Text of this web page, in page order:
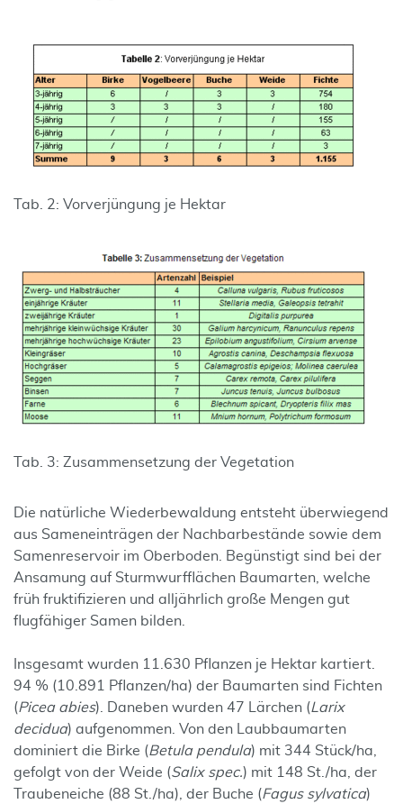
Tab. 2: Vorverjüngung je Hektar
Tab. 3: Zusammensetzung der Vegetation
Die natürliche Wiederbewaldung entsteht überwiegend
aus Sameneinträgen der Nachbarbestände sowie dem
Samenreservoir im Oberboden. Begünstigt sind bei der
Ansamung auf Sturmwurfflächen Baumarten, welche
früh fruktifizieren und alljährlich große Mengen gut
flugfähiger Samen bilden.
Insgesamt wurden 11.630 Pflanzen je Hektar kartiert.
94 % (10.891 Pflanzen/ha) der Baumarten sind Fichten
(Picea abies). Daneben wurden 47 Lärchen (Larix
decidua) aufgenommen. Von den Laubbaumarten
dominiert die Birke (Betula pendula) mit 344 Stück/ha,
gefolgt von der Weide (Salix spec.) mit 148 St./ha, der
Traubeneiche (88 St./ha), der Buche (Fagus sylvatica)